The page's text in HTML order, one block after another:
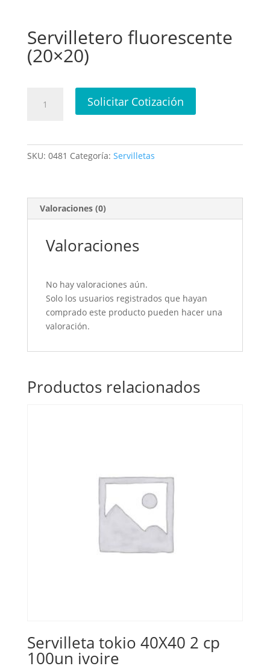
Servilletero fluorescente
(20×20)
fluorescente
Solicitar Cotización
SKU: 0481 Categoría: Servilletas
Valoraciones (0)
Valoraciones
No hay valoraciones aún.
Solo los usuarios registrados que hayan
comprado este producto pueden hacer una
valoración.
Productos relacionados
Servilleta tokio 40X40 2 cp
100un ivoire